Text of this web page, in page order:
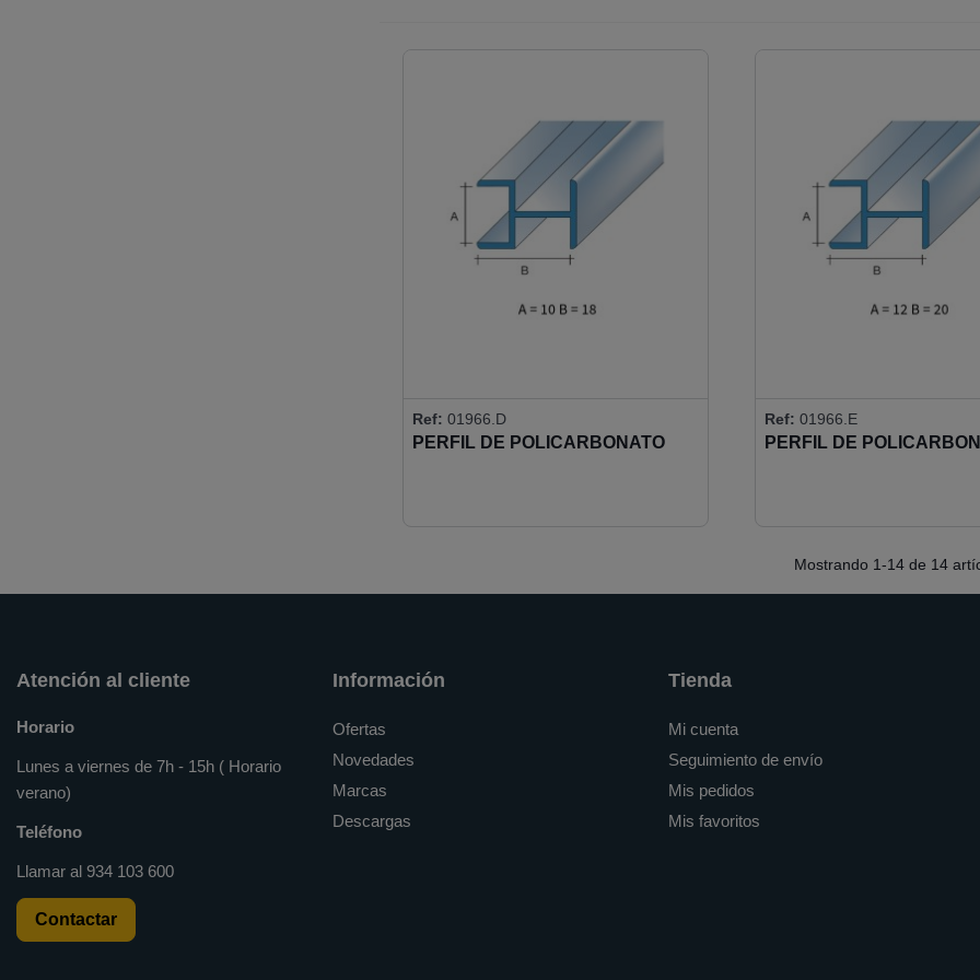
PERFIL DE POLICARBONATO
Ref: 01966.D
PERFIL DE
Ref: 01966.E
Mostrando 1-14 de 14
Atención al cliente
Horario
Lunes a viernes de 7h - 15h ( Horario
verano)
Teléfono
Llamar al 934 103 600
Contactar
Información
Ofertas
Novedades
Marcas
Descargas
Tienda
Mi cuenta
Seguimiento de envío
Mis pedidos
Mis favoritos